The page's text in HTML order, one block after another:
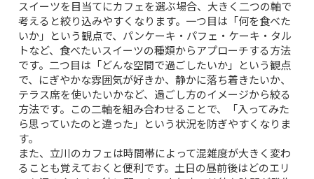
スイーツを目当てにカフェを選ぶ場合、大きく二つの軸で
考えると絞り込みやすくなります。一つ目は「何を食べた
いか」という観点で、パンケーキ・パフェ・ケーキ・タル
トなど、食べたいスイーツの種類からアプローチする方法
です。二つ目は「どんな空間で過ごしたいか」という観点
で、にぎやかな雰囲気が好きか、静かに落ち着きたいか、
テラス席を使いたいかなど、過ごし方のイメージから絞る
方法です。この二軸を組み合わせることで、「入ってみた
ら思っていたのと違った」という状況を防ぎやすくなりま
す。
また、立川のカフェは時間帯によって混雑度が大きく変わ
ることも覚えておくと便利です。土日の昼前後はどのエリ